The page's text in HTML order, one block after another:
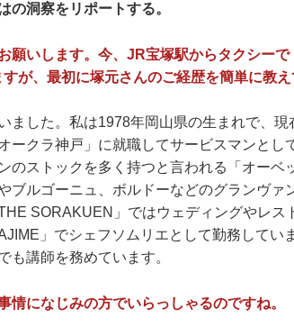
の洞察をリポートする。
いします。今、JR宝塚駅からタクシー
が、最初に塚元さんのご経歴を簡単に教え
ました。私は1978年岡山県の生まれで、現
ークラ神戸」に就職してサービスマンとし
のストックを多く持つと言われる「オーベ
ブルゴーニュ、ボルドーなどのグランヴァ
SORAKUEN」ではウェディングやレス
」でシェフソムリエとして勤務してい
も講師を務めています。
になじみの方でいらっしゃるのですね。